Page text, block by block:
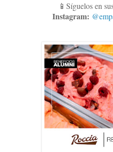
📱Síguelos en
Instagram: